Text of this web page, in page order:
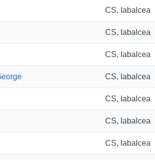
CS, Iabalcea
CS, Iabalcea
CS, Iabalcea
CS, Iabalcea
CS, Iabalcea
CS, Iabalcea
CS, Iabalcea